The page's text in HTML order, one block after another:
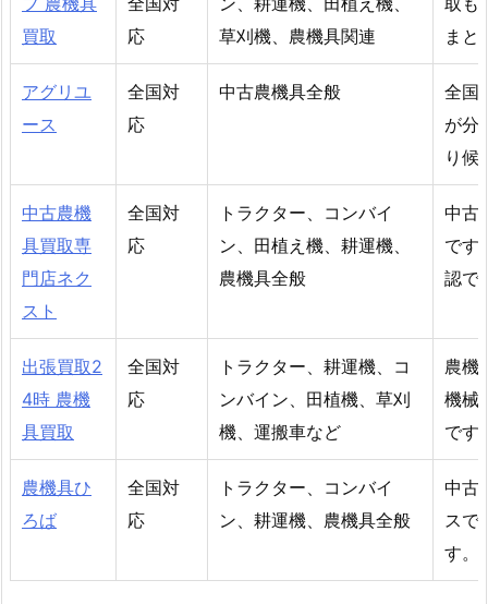
買取
応
草刈機、農機具関連
まと
アグリユ
ース
全国対
応
中古農機具全般
全国
が分
り候
中古農機
具買取専
門店ネク
スト
全国対
応
トラクター、コンバイ
ン、田植え機、耕運機、
農機具全般
中古
です
認で
出張買取2
4時 農機
具買取
全国対
応
トラクター、耕運機、コ
ンバイン、田植機、草刈
機、運搬車など
農機
機械
です
農機具ひ
ろば
全国対
応
トラクター、コンバイ
ン、耕運機、農機具全般
中古
スで
す。